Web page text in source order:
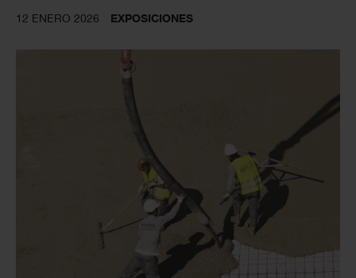
12 ENERO 2026 EXPOSICIONES